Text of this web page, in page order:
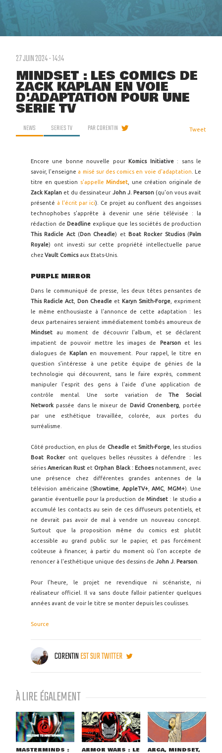
27 JUIN 2024 - 14:14
MINDSET : LES COMICS DE
ZACK KAPLAN EN VOIE
D'ADAPTATION POUR UNE
SÉRIE TV
NEWS SERIES TV PARCORENTIN Tweet
Encore une bonne nouvelle pour Komics Initiative: sans le
savoir, l'enseigne a misé sur des comics en voie d'adaptation . Le
titre en question s'appelle Mindset , une création originale de
Zack Kaplan et du dessinateur John J. Pearson (qu'on vous avait
présenté à l'écrit par ici). Ce projet au confluent des angoisses
technophobes s'apprête à devenir une série télévisée : la
rédaction de Deadline explique que les sociétés de production
This Radicle Act(Don Cheadle) et Boat Rocker Studios(Palm
Royale) ont investi sur cette propriété intellectuelle parue
chez Vault Comicsaux Etats-Unis.
PURPLE MIRROR
Dans le communiqué de presse, les deux têtes pensantes de
This Radicle Act
Don Cheadle et Karyn Smith-Forge , expriment
le même enthousiaste à l'annonce de cette adaptation : les
deux partenaires seraient immédiatement tombés amoureux de
Mindset au moment de découvrir l'album, et se déclarent
impatient de pouvoir mettre les images de
Pearsonet les
dialogues de
Kaplanen mouvement. Pour rappel, le titre en
question s'intéresse à une petite équipe de génies de la
technologie qui découvrent, sans le faire exprès, comment
manipuler l'esprit des gens à l'aide d'une application de
contrôle mental. Une sorte variation deThe Social
Network passée dans le mixeur de David Cronenberg, portée
par une esthétique travaillée, colorée, aux portes du
surréalisme.
Côté production, en plus de Cheadleet Smith-Forge, les studios
Boat Rockeront quelques belles réussites à défendre : les
sériesAmerican Rust et Orphan Black : Echoesnotamment, avec
une présence chez différentes grandes antennes de la
télévision américaine (Showtime AppleTV+, AMC MGM+). Une
garantie éventuelle pour la production de Mindset : le studio a
accumulé les contacts au sein de ces diffuseurs potentiels, et
ne devrait pas avoir de mal à vendre un nouveau concept.
Surtout que la proposition même du comics est plutôt
accessible au grand public sur le papier, et pas forcément
coûteuse à financer, à partir du moment où l'on accepte de
renoncer à l'esthétique unique des dessins de John J. Pearson
Pour l'heure, le projet ne revendique ni scénariste, ni
réalisateur officiel. Il va sans doute falloir patienter quelques
années avant de voir le titre se monter depuis les coulisses.
Source
CORENTINEST SUR TWITTER
À LIRE ÉGALEMENT
MASTERMINDS : ARMOR WARS : LE ARCA, MINDSET,